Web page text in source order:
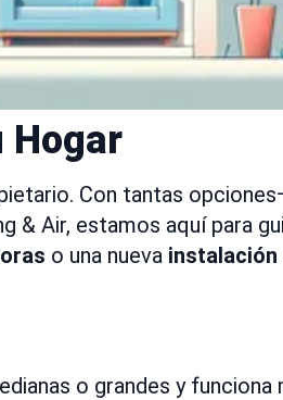
Hogar
Con tantas
Air, estamos aquí para
o una nueva
o grandes y funciona